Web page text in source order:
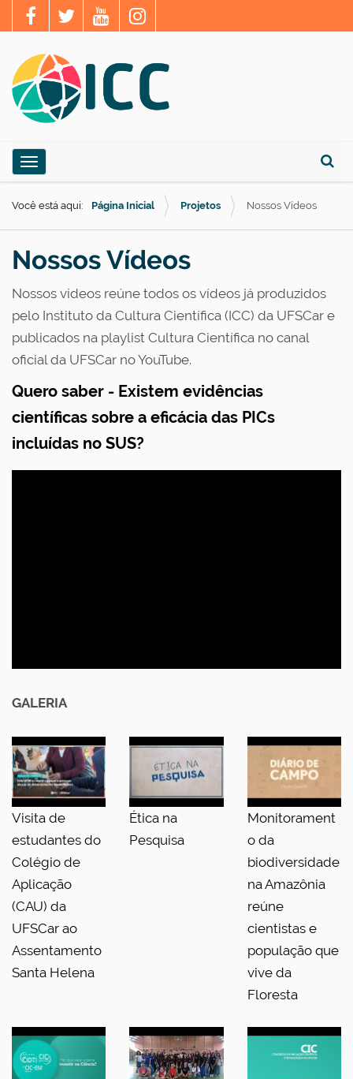
Busca
Toggle navigation
Você está aqui: Página Inicial Projetos Nossos Vídeos
Nossos Vídeos
Nossos vídeos reúne todos os vídeos já produzidos
pelo Instituto da Cultura Científica (ICC) da UFSCar e
publicados na playlist Cultura Científica no canal
oficial da UFSCar no YouTube.
Quero saber - Existem evidências
científicas sobre a eficácia das PICs
incluídas no SUS?
GALERIA
Visita de
estudantes do
Colégio de
Aplicação
(CAU) da
UFSCar ao
Assentamento
Santa Helena
Ética na
Pesquisa
Monitorament
o da
biodiversidade
na Amazônia
reúne
cientistas e
população que
vive da
Floresta